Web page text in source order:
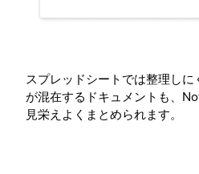
スプレッドシートでは整理し
が混在するドキュメントも、
見栄えよくまとめられます。